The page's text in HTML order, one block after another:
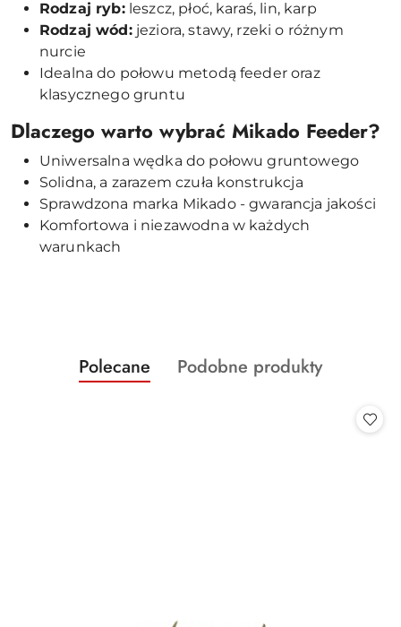
Rodzaj ryb:leszcz, płoć, karaś, lin, karp
Rodzaj wód:jeziora, stawy, rzeki o różnym
nurcie
Idealna do połowu metodą feeder oraz
klasycznego gruntu
Dlaczego warto wybrać Mikado Feeder?
Uniwersalna wędka do połowu gruntowego
Solidna, a zarazem czuła konstrukcja
Sprawdzona marka Mikado - gwarancja jakości
Komfortowa i niezawodna w każdych
warunkach
Pomiń karuzelę produktów
Produkty
o
Polecane
Produkty
Podobne produkty